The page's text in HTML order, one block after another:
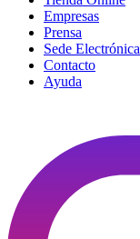
Empresas
Prensa
Sede Electrónica
Contacto
Ayuda